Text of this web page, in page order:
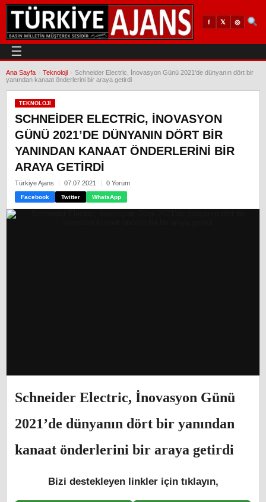
f 𝕏 ◎
☰
Ana Sayfa Teknoloji
Schneider Electric, İnovasyon Günü 2021’de dünyanın dört bir
yanından kanaat önderlerini bir araya getirdi
TEKNOLOJI
SCHNEIDER ELECTRIC, İNOVASYON
GÜNÜ 2021’DE DÜNYANIN DÖRT BIR
YANINDAN KANAAT ÖNDERLERINI BIR
ARAYA GETIRDI
Türkiye Ajans 07.07.2021 0 Yorum
Facebook Twitter WhatsApp
Schneider Electric, İnovasyon Günü
2021’de dünyanın dört bir yanından
kanaat önderlerini bir araya getirdi
Bizi destekleyen linkler için tıklayın,